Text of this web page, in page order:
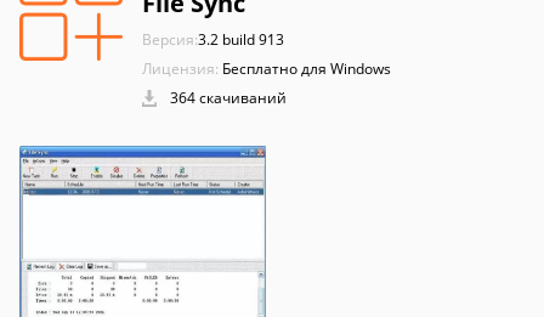
Версия:3.2 build 913
Лицензия: Бесплатно для Windows
364 скачиваний